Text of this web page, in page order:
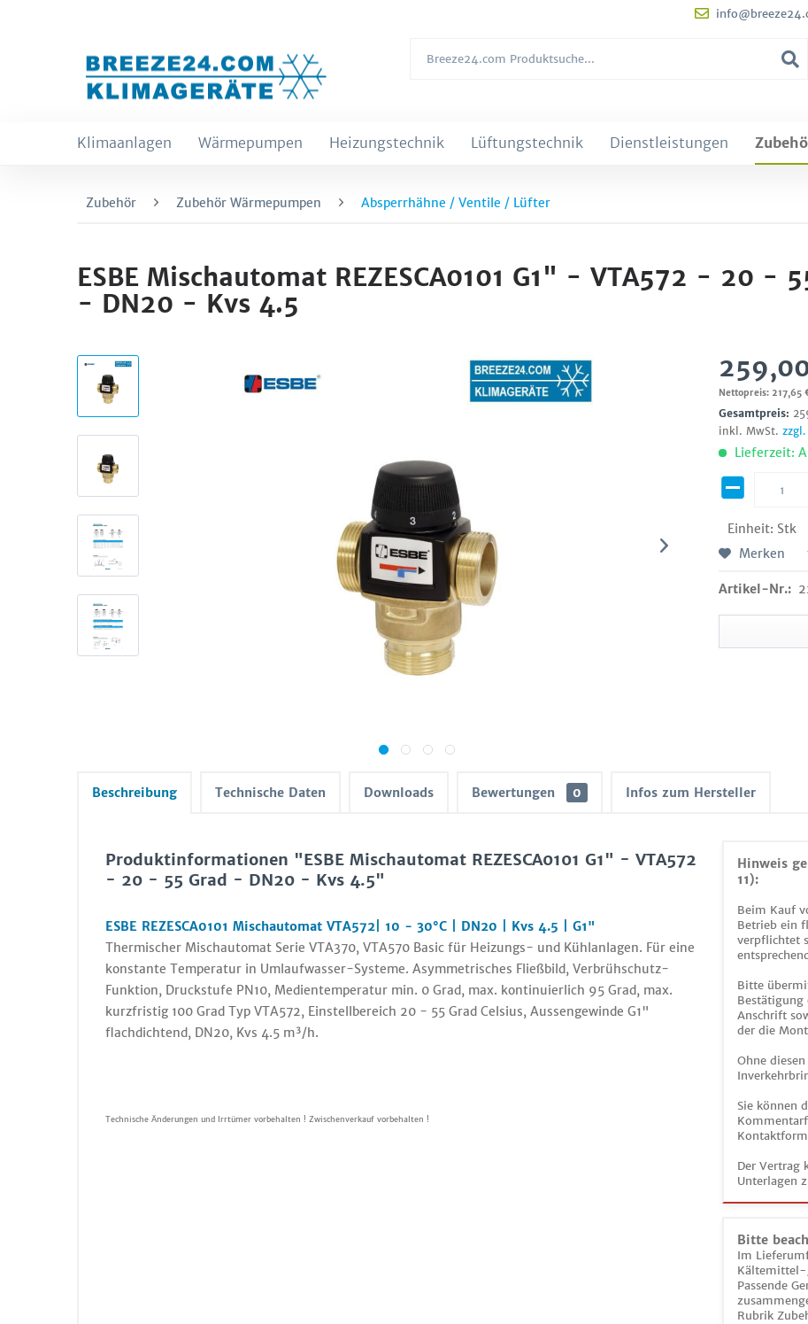
Klimaanlagen Wärmepumpen Heizungstechnik Lüftungstechnik Dienstleistungen
Zubehör Zubehör Wärmepumpen Absperrhähne / Ventile / Lüfter
ESBE Mischautomat REZESCA0101 G1" - VTA572 - 20 -
- DN20 - Kvs 4.5
Nettopreis: 217,65
Gesamtpreis:
inkl. MwSt.
Lieferzeit:
Einheit: Stk
Merken
Artikel-Nr.:
Beschreibung Technische Daten Downloads Bewertungen 0 Infos zum Hersteller
Hinweis
11):
Beim Kauf
Betrieb ein
verpflichtet
Bitte
Bestätigung
Anschrift
der die
Ohne
Sie können
Der Vertrag
Unterlagen
Bitte
Im
Passende
Rubrik
Produktinformationen "ESBE Mischautomat REZESCA0101 G1" - VTA572
- 20 - 55 Grad - DN20 - Kvs 4.5"
ESBE REZESCA0101 Mischautomat VTA572| 10 - 30°C | DN20 | Kvs 4.5 | G1"
Thermischer Mischautomat Serie VTA370, VTA570 Basic für Heizungs- und Kühlanlagen. Für eine
konstante Temperatur in Umlaufwasser-Systeme. Asymmetrisches Fließbild, Verbrühschutz-
Funktion, Druckstufe PN10, Medientemperatur min. 0 Grad, max. kontinuierlich 95 Grad, max.
kurzfristig 100 Grad Typ VTA572, Einstellbereich 20 - 55 Grad Celsius, Aussengewinde G1"
flachdichtend, DN20, Kvs 4.5 m³/h.
Technische Änderungen und Irrtümer vorbehalten ! Zwischenverkauf vorbehalten !